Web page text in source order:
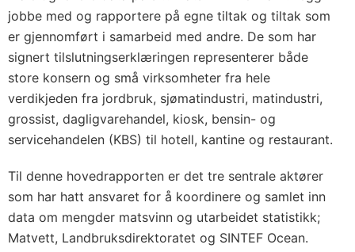
jobbe med og rapportere på egne tiltak og tiltak som
er gjennomført i samarbeid med andre. De som har
signert tilslutningserklæringen representerer både
store konsern og små virksomheter fra hele
verdikjeden fra jordbruk, sjømatindustri, matindustri,
grossist, dagligvarehandel, kiosk, bensin- og
servicehandelen (KBS) til hotell, kantine og restaurant.
Til denne hovedrapporten er det tre sentrale aktører
som har hatt ansvaret for å koordinere og samlet inn
data om mengder matsvinn og utarbeidet statistikk;
Matvett, Landbruksdirektoratet og SINTEF Ocean.